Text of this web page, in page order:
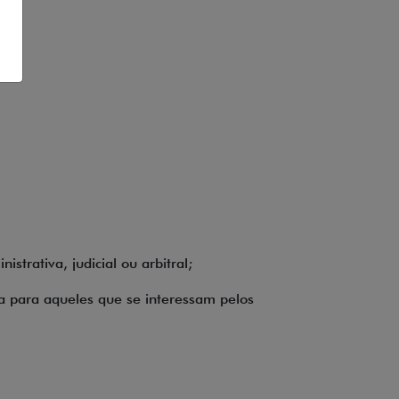
judicial ou arbitral;
aqueles que se interessam pelos